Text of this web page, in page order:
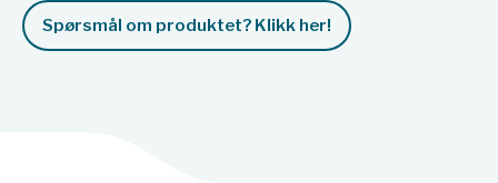
Spørsmål om produktet? Klikk her!